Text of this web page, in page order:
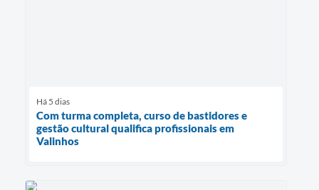
Há 5 dias
Com turma completa, curso de bastidores e
gestão cultural qualifica profissionais em
Valinhos